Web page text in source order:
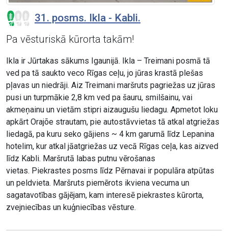
31. posms. Ikla - Kabli.
Pa vēsturiskā kūrorta takām!
Ikla ir Jūrtakas sākums Igaunijā. Ikla – Treimani posmā tā
ved pa tā saukto veco Rīgas ceļu, jo jūras krastā plešas
pļavas un niedrāji. Aiz Treimani maršruts pagriežas uz jūras
pusi un turpmākie 2,8 km ved pa šauru, smilšainu, vai
akmeņainu un vietām stipri aizaugušu liedagu. Apmetot loku
apkārt Orajõe strautam, pie autostāvvietas tā atkal atgriežas
liedagā, pa kuru seko gājiens ~ 4 km garumā līdz Lepanina
hotelim, kur atkal jāatgriežas uz vecā Rīgas ceļa, kas aizved
līdz Kabli. Maršrutā labas putnu vērošanas
vietas. Piekrastes posms līdz Pērnavai ir populāra atpūtas
un peldvieta. Maršruts piemērots ikviena vecuma un
sagatavotības gājējam, kam interesē piekrastes kūrorta,
zvejniecības un kuģniecības vēsture.